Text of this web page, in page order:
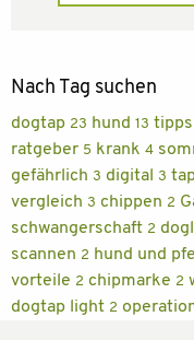
Nach Tag suchen
dogtap 23 hund 13 tipps
ratgeber 5 krank 4
gefährlich 3 digital 3
vergleich 3 chippen 2
schwangerschaft 2
scannen 2 hund und
vorteile 2 chipmarke 2
dogtap light 2